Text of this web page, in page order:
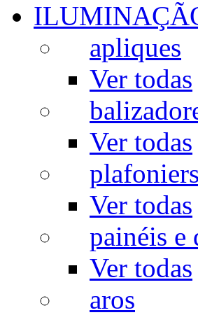
apliques
Ver todas
Ver todas
plafoniers
Ver todas
painéis
Ver todas
aros